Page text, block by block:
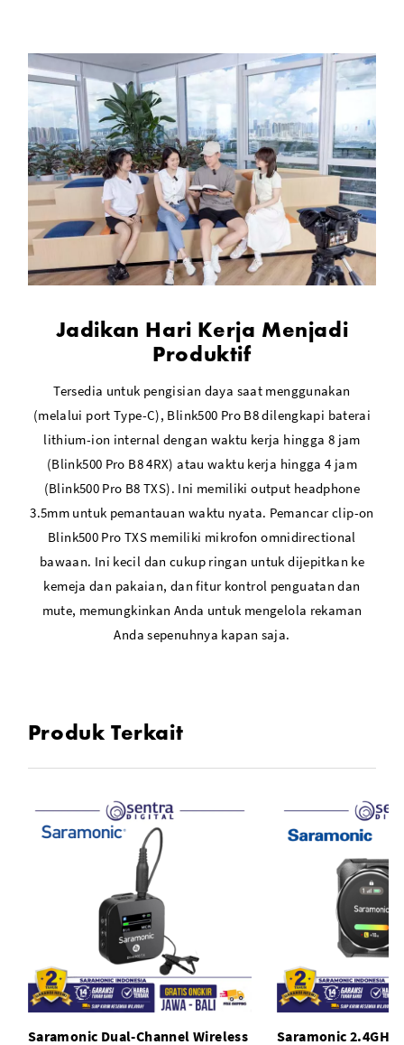
Jadikan Hari Kerja Menjadi
Produktif
Tersedia untuk pengisian daya saat menggunakan
(melalui port Type-C), Blink500 Pro B8 dilengkapi baterai
lithium-ion internal dengan waktu kerja hingga 8 jam
(Blink500 Pro B8 4RX) atau waktu kerja hingga 4 jam
(Blink500 Pro B8 TXS). Ini memiliki output headphone
3.5mm untuk pemantauan waktu nyata. Pemancar clip-on
Blink500 Pro TXS memiliki mikrofon omnidirectional
bawaan. Ini kecil dan cukup ringan untuk dijepitkan ke
kemeja dan pakaian, dan fitur kontrol penguatan dan
mute, memungkinkan Anda untuk mengelola rekaman
Anda sepenuhnya kapan saja.
Produk Terkait
Saramonic Dual-Channel Wireless Saramonic 2.4GHz